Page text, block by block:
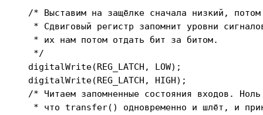
/* Выставим на защёлке сначала низкий,
* Сдвиговый регистр запомнит уровни
   * их нам потом отдать бит за битом.
   */
  digitalWrite(REG_LATCH, LOW);
  digitalWrite(REG_LATCH, HIGH);
/* Читаем запомненные состояния входов.
* что transfer() одновременно и шлёт, и